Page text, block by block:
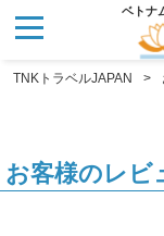
ベトナ
TNKトラベルJAPAN
お客様のレビ